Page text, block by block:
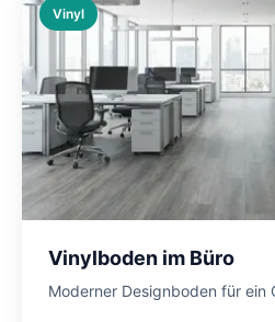
Vinyl
Vinylboden im Büro
Moderner Designboden für ein